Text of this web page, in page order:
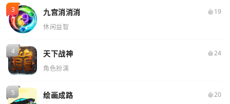
九宫消消消
19
休闲益智
天下战神
24
角色扮演
绘画成路
20